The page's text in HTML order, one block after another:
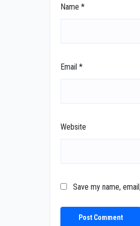
Name *
Email *
Website
Save my name,